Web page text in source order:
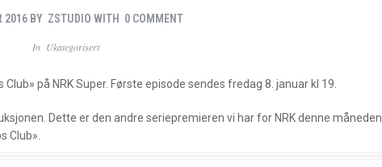
2016 BY ZSTUDIO WITH 0 COMMENT
In Ukategorisert
på NRK Super. Første episode sendes fredag 8. januar kl 19.
Dette er den andre seriepremieren vi har for NRK denne måneden.
Club».